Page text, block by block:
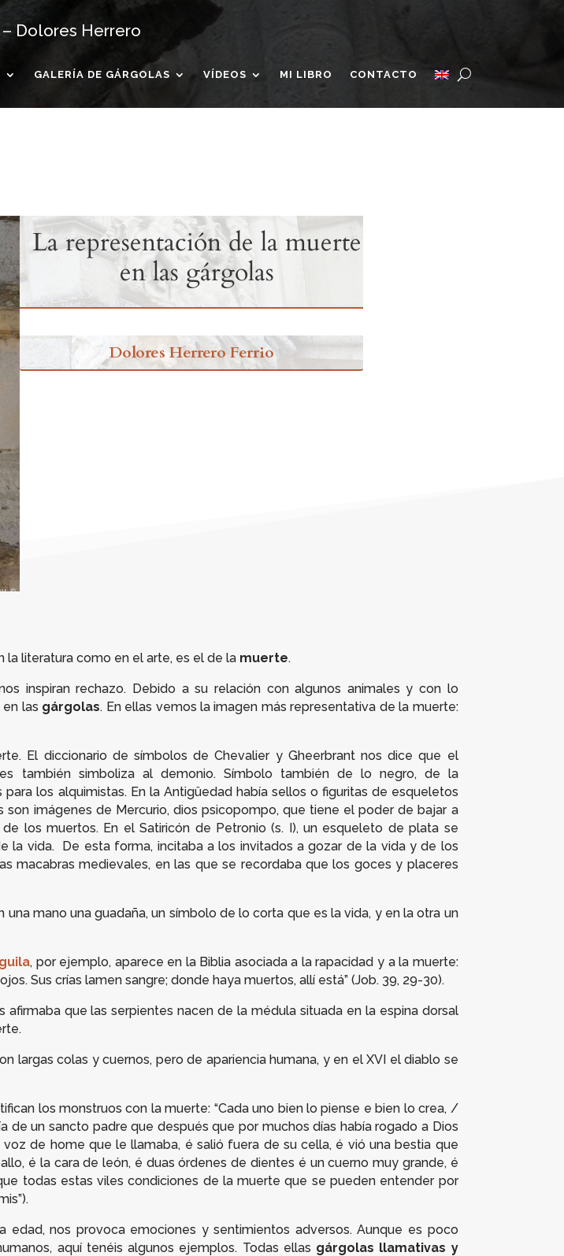
Dolores Herrero
GALERÍA DE GÁRGOLAS VÍDEOS MI LIBRO CONTACTO
La representación de la muerte
en las gárgolas
Dolores Herrero Ferrio
literatura como en el arte, es el de la muerte.
inspiran rechazo. Debido a su relación con algunos animales y con lo
las gárgolas. En ellas vemos la imagen más representativa de la muerte:
El diccionario de símbolos de Chevalier y Gheerbrant nos dice que el
también simboliza al demonio. Símbolo también de lo negro, de la
los alquimistas. En la Antigüedad había sellos o figuritas de esqueletos
son imágenes de Mercurio, dios psicopompo, que tiene el poder de bajar a
de los muertos. En elSatiricón de Petronio (s. I), un esqueleto de plata se
la vida. De esta forma, incitaba a los invitados a gozar de la vida y de los
macabras medievales, en las que se recordaba que los goces y placeres
mano una guadaña, un símbolo de lo corta que es la vida, y en la otra un
, por ejemplo, aparece en la Biblia asociada a la rapacidad y a la muerte:
Sus crías lamen sangre; donde haya muertos, allí está” (Job. 39, 29-30).
afirmaba que las serpientes nacen de la médula situada en la espina dorsal
largas colas y cuernos, pero de apariencia humana, y en el XVI el diablo se
los monstruos con la muerte: “Cada uno bien lo piense e bien lo crea, /
de un sancto padre que después que por muchos días había rogado a Dios
de home que le llamaba, é salió fuera de su cella, é vió una bestia que
é la cara de león, é duas órdenes de dientes é un cuerno muy grande, é
todas estas viles condiciones de la muerte que se pueden entender por
nos provoca emociones y sentimientos adversos. Aunque es poco
aquí tenéis algunos ejemplos. Todas ellas gárgolas llamativas y